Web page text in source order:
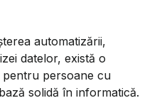
automatizării,
datelor, există o
persoane cu
solidă în informatică.